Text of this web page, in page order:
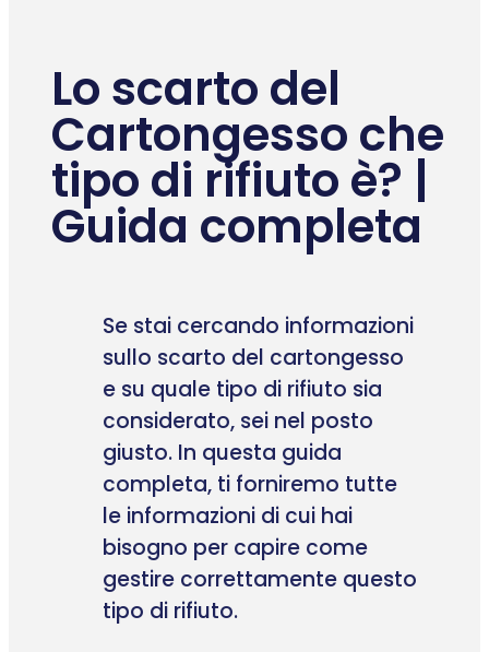
Lo scarto del
Cartongesso che
tipo di rifiuto è? |
Guida completa
Se stai cercando informazioni
sullo scarto del cartongesso
e su quale tipo di rifiuto sia
considerato, sei nel posto
giusto. In questa guida
completa, ti forniremo tutte
le informazioni di cui hai
bisogno per capire come
gestire correttamente questo
tipo di rifiuto.